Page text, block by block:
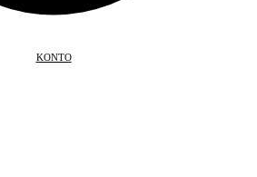
KONTO